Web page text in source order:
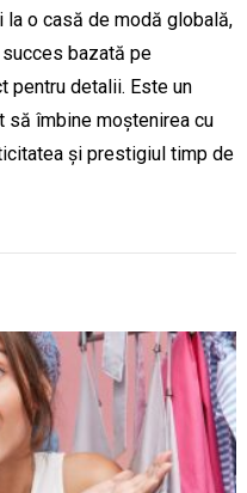
la o casă de modă globală,
bazată pe
pentru detalii. Este un
să îmbine moștenirea cu
și prestigiul timp de